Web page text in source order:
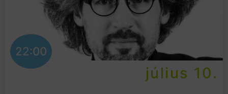
22:00
július 10.